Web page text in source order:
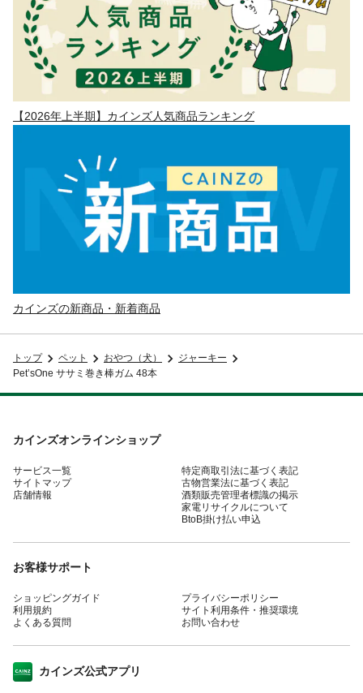
【2026年上半期】カインズ人気商品ランキング
カインズの新商品・新着商品
トップ ペット おやつ（犬）
ジャーキー
Pet’sOne ササミ巻き棒ガム 48本
カインズオンラインショップ
サービス一覧
サイトマップ
店舗情報
特定商取引法に基づく表記
古物営業法に基づく表記
酒類販売管理者標識の掲示
家電リサイクルについて
BtoB掛け払い申込
お客様サポート
ショッピングガイド
利用規約
よくある質問
プライバシーポリシー
サイト利用条件・推奨環境
お問い合わせ
カインズ公式アプリ